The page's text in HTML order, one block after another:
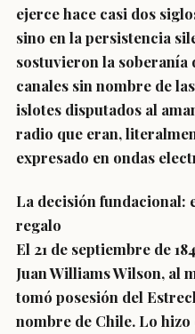
ejerce hace casi dos
sino en la persistencia
sostuvieron la soberanía
canales sin nombre de
islotes disputados al
radio que eran,
expresado en ondas
La decisión fundacional:
regalo
El 21 de septiembre de
Juan Williams Wilson, al
tomó posesión del
nombre de Chile. Lo